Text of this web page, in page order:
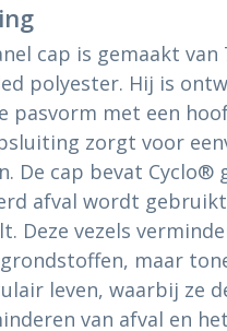
cap is gemaakt
polyester. Hij is
pasvorm met een
zorgt voor
De cap bevat Cyclo®
afval wordt
Deze vezels
maar
leven, waarbij ze
van afval en